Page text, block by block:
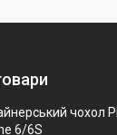
чохол
6/6S